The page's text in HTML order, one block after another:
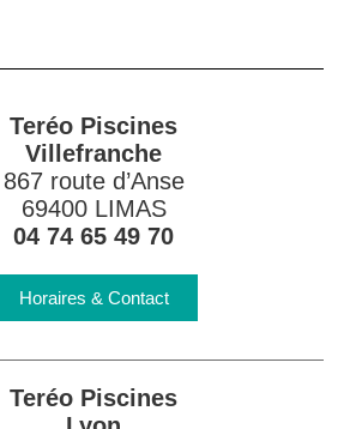
Teréo Piscines
Villefranche
867 route d’Anse
69400 LIMAS
04 74 65 49 70
Horaires & Contact
Teréo Piscines